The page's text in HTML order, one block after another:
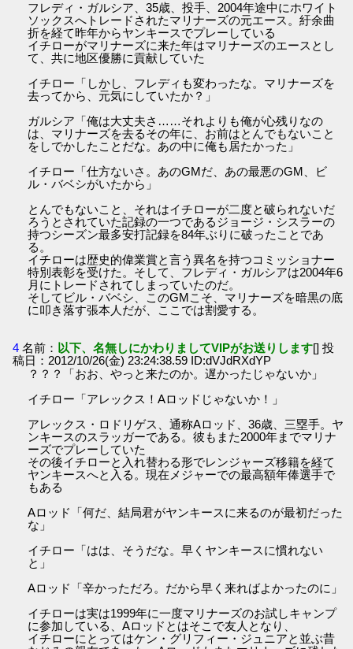
フレディ・ガルシア、35歳、投手、2004年途中にホワイト
ソックスへトレードされたマリナーズの元エース。紆余曲
折を経て昨年からヤンキースでプレーしている
イチローがマリナーズに来た年はマリナーズのエースとし
て、共に地区優勝に貢献していた
イチロー「しかし、フレディも変わったな。マリナーズを
去ってから、元気にしていたか？」
ガルシア「俺は大丈夫さ……それよりも俺が心残りなの
は、マリナーズを去るその年に、お前はとんでもないこと
をしでかしたことだな。あの中に俺も居たかった」
イチロー「仕方ないさ。あのGMだ、あの最悪のGM、ビ
ル・バベシがいたから」
とんでもないこと、それはイチローが二度と破られないだ
ろうとされていた記録の一つであるジョージ・シスラーの
持つシーズン最多安打記録を84年ぶりに破ったことであ
る。
イチローは歴史的偉業賞と言う異名を持つコミッショナー
特別表彰を受けた。そして、フレディ・ガルシアは2004年6
月にトレードされてしまっていたのだ。
そしてビル・バベシ、このGMこそ、マリナーズを暗黒の底
に叩き落す張本人だが、ここでは割愛する。
4 名前： 以下、名無しにかわりましてVIPがお送りします[] 投
稿日：2012/10/26(金) 23:24:38.59 ID:dVJdRXdYP
？？？「おお、やっと来たのか。遅かったじゃないか」
イチロー「アレックス！Aロッドじゃないか！」
アレックス・ロドリゲス、通称Aロッド、36歳、三塁手。ヤ
ンキースのスラッガーである。彼もまた2000年までマリナ
ーズでプレーしていた
その後イチローと入れ替わる形でレンジャーズ移籍を経て
ヤンキースへと入る。現在メジャーでの最高額年俸選手で
もある
Aロッド「何だ、結局君がヤンキースに来るのが最初だった
な」
イチロー「はは、そうだな。早くヤンキースに慣れない
と」
Aロッド「辛かっただろ。だから早く来ればよかったのに」
イチローは実は1999年に一度マリナーズのお試しキャンプ
に参加している、Aロッドとはそこで友人となり、
イチローにとってはケン・グリフィー・ジュニアと並ぶ昔